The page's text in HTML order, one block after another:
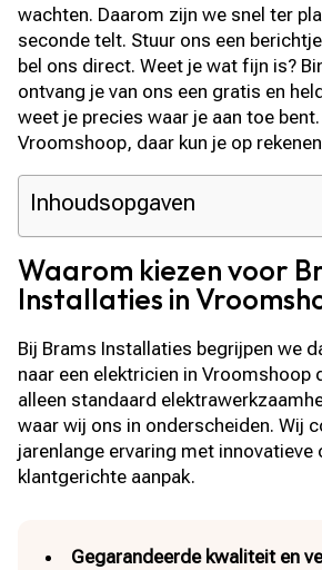
wachten. Daarom zijn we snel ter
seconde telt. Stuur ons een
bel ons direct. Weet je wat fijn is?
ontvang je van ons een gratis en
weet je precies waar je aan toe
Vroomshoop, daar kun je op
Inhoudsopgaven
Waarom kiezen voor
Installaties in
Bij Brams Installaties begrijpen we
naar een elektricien in Vroomshoop
alleen standaard
waar wij ons in onderscheiden. Wij
jarenlange ervaring met innovatieve
klantgerichte aanpak.
Gegarandeerde kwaliteit en